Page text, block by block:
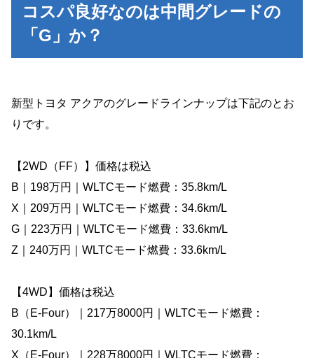
コスパ良好なのは中間グレードの
「G」か？
新型トヨタ アクアのグレードラインナップは下記のとお
りです。
【2WD（FF）】価格は税込
B｜198万円｜WLTCモード燃費：35.8km/L
X｜209万円｜WLTCモード燃費：34.6km/L
G｜223万円｜WLTCモード燃費：33.6km/L
Z｜240万円｜WLTCモード燃費：33.6km/L
【4WD】価格は税込
B（E-Four）｜217万8000円｜WLTCモード燃費：
30.1km/L
X（E-Four）｜228万8000円｜WLTCモード燃費：